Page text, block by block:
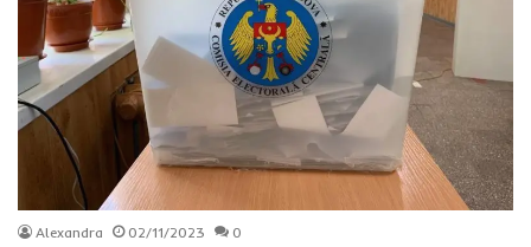
Alexandra 02/11/2023 0